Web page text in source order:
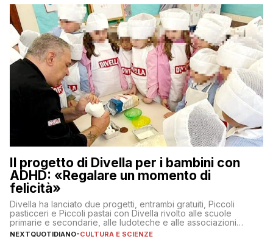
Il progetto di Divella per i bambini con
ADHD: «Regalare un momento di
felicità»
Divella ha lanciato due progetti, entrambi gratuiti, Piccoli
pasticceri e Piccoli pastai con Divella rivolto alle scuole
primarie e secondarie, alle ludoteche e alle associazioni
pugliesi che si occupano di bambini con ADHD
NEXTQUOTIDIANO-CULTURA E SCIENZE